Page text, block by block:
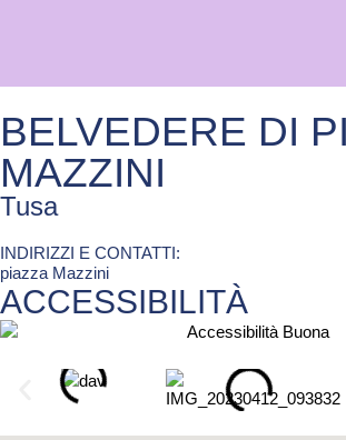
BELVEDERE DI
MAZZINI
Tusa
INDIRIZZI E CONTATTI:​
piazza Mazzini
ACCESSIBILITÀ